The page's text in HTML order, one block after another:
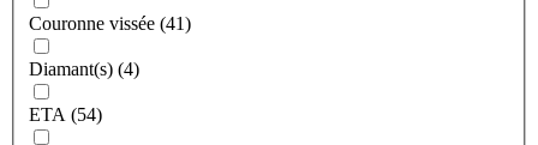
Couronne vissée (41)
Diamant(s) (4)
ETA (54)